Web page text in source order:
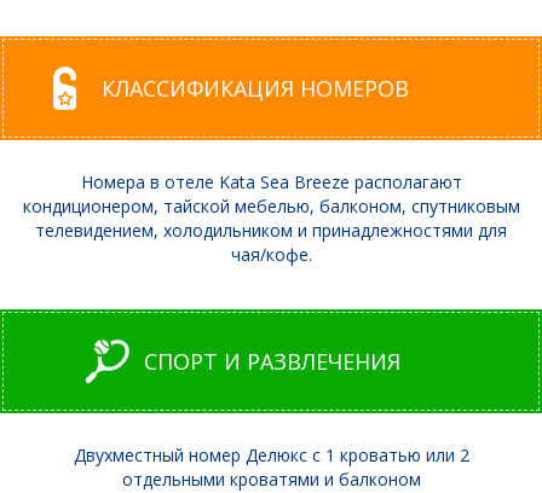
КЛАССИФИКАЦИЯ НОМЕРОВ
Номера в отеле Kata Sea Breeze располагают
кондиционером, тайской мебелью, балконом, спутниковым
телевидением, холодильником и принадлежностями для
чая/кофе.
СПОРТ И РАЗВЛЕЧЕНИЯ
Двухместный номер Делюкс с 1 кроватью или 2
отдельными кроватями и балконом